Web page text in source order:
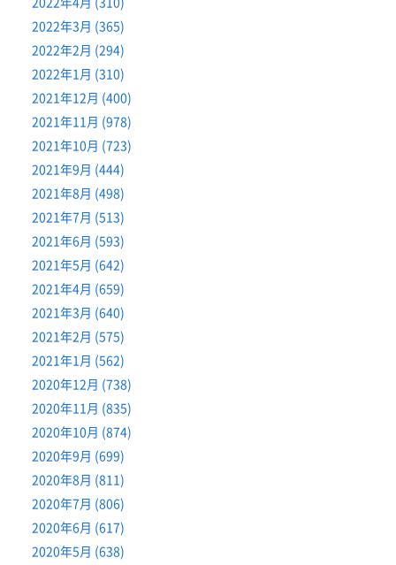
2022年3月 (365)
2022年2月 (294)
2022年1月 (310)
2021年12月 (400)
2021年11月 (978)
2021年10月 (723)
2021年9月 (444)
2021年8月 (498)
2021年7月 (513)
2021年6月 (593)
2021年5月 (642)
2021年4月 (659)
2021年3月 (640)
2021年2月 (575)
2021年1月 (562)
2020年12月 (738)
2020年11月 (835)
2020年10月 (874)
2020年9月 (699)
2020年8月 (811)
2020年7月 (806)
2020年6月 (617)
2020年5月 (638)